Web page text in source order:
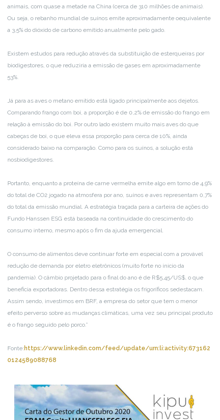
animais, com quase a metade na China (cerca de 310 milhões de animais).
Ou seja, o rebanho mundial de suínos emite aproximadamente oequivalente
a 3,5% do dióxido de carbono emitido anualmente pelo gado.
Existem estudos para redução através da substituição de esterqueiras por
biodigestores, o que reduziria a emissão de gases em aproximadamente
53%.
Já para as aves o metano emitido está ligado principalmente aos dejetos.
Comparando frango com boi, a proporção é de 0,2% de emissão do frango em
relação à emissão do boi. Por outro lado existem muito mais aves do que
cabeças de boi, o que eleva essa proporção para cerca de 10%, ainda
considerado baixo na comparação. Como para os suínos, a solução está
nosbiodigestores.
Portanto, enquanto a proteína de carne vermelha emite algo em torno de 4,9%
do total de CO2 jogado na atmosfera por ano, suínos e aves representam 0,7%
do total da emissão mundial. A estratégia traçada para a carteira de ações do
Fundo Hanssen ESG está baseada na continuidade do crescimento do
consumo interno, mesmo após o fim da ajuda emergencial.
O consumo de alimentos deve continuar forte em especial com a provável
redução de demanda por eletro eletrônicos (muito forte no inicio da
pandemia). O câmbio projetado para o final do ano é de R$5,45/US$, o que
beneficia exportadoras. Dentro dessa estratégia os frigoríficos sedestacam.
Assim sendo, investimos em BRF, a empresa do setor que tem o menor
efeito perverso sobre as mudanças climáticas, uma vez seu principal produto
é o frango seguido pelo porco.”
Fonte: https://www.linkedin.com/feed/update/urn:li:activity:673162
0124589088768